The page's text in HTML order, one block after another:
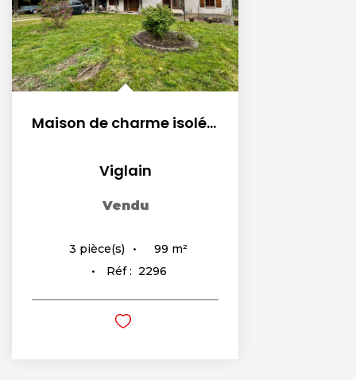
Maison de charme isolée avec dépendances et vaste terrain...
Viglain
Vendu
3 pièce(s) 99 m²
Réf : 2296